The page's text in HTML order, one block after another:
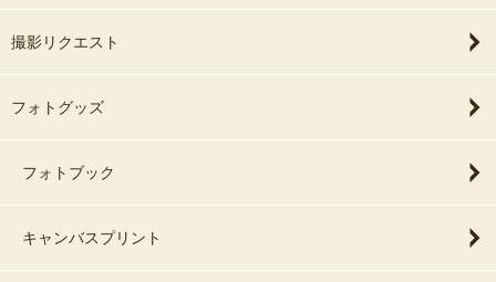
撮影リクエスト
フォトグッズ
フォトブック
キャンバスプリント